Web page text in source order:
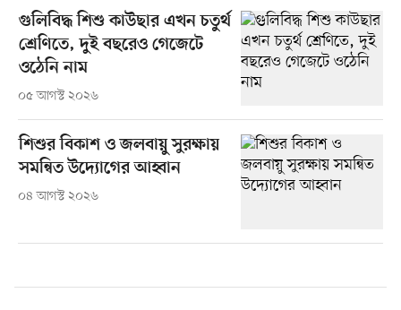
গুলিবিদ্ধ শিশু কাউছার এখন চতুর্থ
শ্রেণিতে, দুই বছরেও গেজেটে
ওঠেনি নাম
০৫ আগস্ট ২০২৬
শিশুর বিকাশ ও জলবায়ু সুরক্ষায়
সমন্বিত উদ্যোগের আহ্বান
০৪ আগস্ট ২০২৬